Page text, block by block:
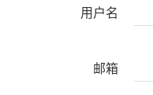
用户名
邮箱